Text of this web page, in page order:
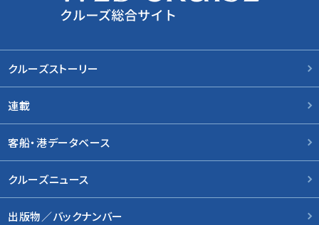
クルーズストーリー
連載
客船・港データベース
クルーズニュース
出版物／バックナンバー